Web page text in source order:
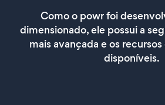
Como o powr foi
dimensionado, ele possui a
mais avançada e os
disponíveis.